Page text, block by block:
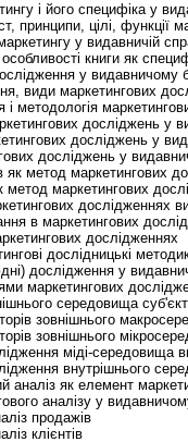
і його специфіка у
принципи, цілі, функції
у видавничій
книги як
у видавничому
види маркетингових
і методологія
досліджень у
досліджень у
досліджень у
як метод маркетингових
метод маркетингових
дослідженнях
в маркетингових
дослідженнях
дослідницькі
дослідження у
маркетингових
середовища
зовнішнього
зовнішнього
міді-середовища
внутрішнього
аналіз як елемент
аналізу у
продажів
клієнтів